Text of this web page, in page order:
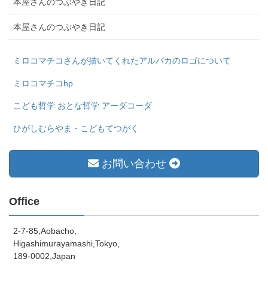
本屋さんのつぶやき日記
ミロコマチコさんが描いてくれたアルパカのロゴについて
ミロコマチコhp
こども哲学 おとな哲学 アーダコーダ
ひがしむらやま・こどもてつがく
お問い合わせ
Office
2-7-85,Aobacho,
Higashimurayamashi,Tokyo,
189-0002,Japan